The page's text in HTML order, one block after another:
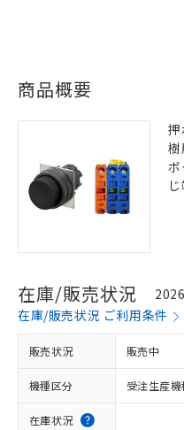
商品概要
樹
ボ
在庫/販売状況
在庫/販売状況 ご利用条件
販売状況 販売中
機種区分 受注生産機
在庫状況